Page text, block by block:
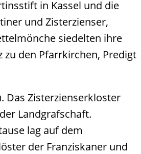
in Kassel und die
und Zisterzienser,
siedelten ihre
den Pfarrkirchen, Predigt
Das Zisterzienserkloster
Landgrafschaft.
lag auf dem
der Franziskaner und